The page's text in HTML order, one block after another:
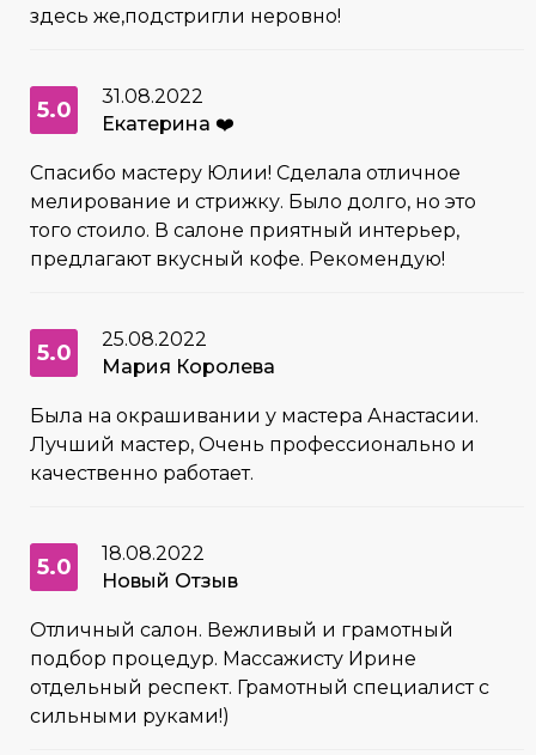
здесь же,подстригли неровно!
5.0
31.08.2022
Екатерина ❤️
Спасибо мастеру Юлии! Сделала отличное
мелирование и стрижку. Было долго, но это
того стоило. В салоне приятный интерьер,
предлагают вкусный кофе. Рекомендую!
5.0
25.08.2022
Мария Королева
Была на окрашивании у мастера Анастасии.
Лучший мастер, Очень профессионально и
качественно работает.
5.0
18.08.2022
Новый Отзыв
Отличный салон. Вежливый и грамотный
подбор процедур. Массажисту Ирине
отдельный респект. Грамотный специалист с
сильными руками!)